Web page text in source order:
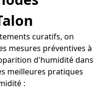
curatifs, on
mesures préventives à
d'humidité dans
meilleures pratiques
: